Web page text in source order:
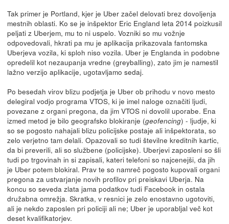
Tak primer je Portland, kjer je Uber začel delovati brez dovoljenja
mestnih oblasti. Ko se je inšpektor Eric England leta 2014 poizkusil
peljati z Uberjem, mu to ni uspelo. Vozniki so mu vožnje
odpovedovali, hkrati pa mu je aplikacija prikazovala fantomska
Uberjeva vozila, ki sploh niso vozila. Uber je Englanda in podobne
opredelil kot nezaupanja vredne (greyballing), zato jim je namestil
lažno verzijo aplikacije, ugotavljamo sedaj.
Po besedah virov blizu podjetja je Uber ob prihodu v novo mesto
delegiral vodjo programa VTOS, ki je imel naloge označiti ljudi,
povezane z organi pregona, da jim VTOS ni dovolil uporabe. Ena
izmed metod je bilo geografsko blokiranje (geofencing) - ljudje, ki
so se pogosto nahajali blizu policijske postaje ali inšpektorata, so
zelo verjetno tam delali. Opazovali so tudi številne kreditnih kartic,
da bi preverili, ali so službene (policijske). Uberjevi zaposleni so šli
tudi po trgovinah in si zapisali, kateri telefoni so najcenejši, da jih
je Uber potem blokiral. Prav te so namreč pogosto kupovali organi
pregona za ustvarjanje novih profilov pri preiskavi Uberja. Na
koncu so seveda zlata jama podatkov tudi Facebook in ostala
družabna omrežja. Skratka, v resnici je zelo enostavno ugotoviti,
ali je nekdo zaposlen pri policiji ali ne; Uber je uporabljal več kot
deset kvalifikatorjev.